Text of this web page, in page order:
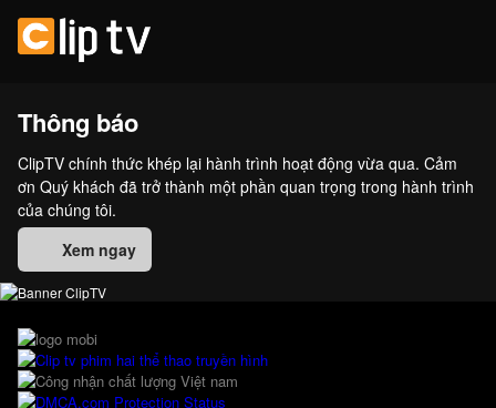
Thông báo
ClipTV chính thức khép lại hành trình hoạt động vừa qua. Cảm
ơn Quý khách đã trở thành một phần quan trọng trong hành trình
của chúng tôi.
Xem ngay